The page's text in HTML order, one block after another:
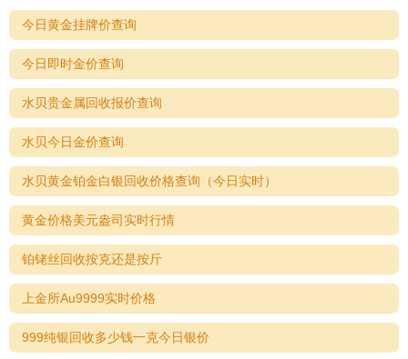
今日黄金挂牌价查询
今日即时金价查询
水贝贵金属回收报价查询
水贝今日金价查询
水贝黄金铂金白银回收价格查询（今日实时）
黄金价格美元盎司实时行情
铂铑丝回收按克还是按斤
上金所Au9999实时价格
999纯银回收多少钱一克今日银价